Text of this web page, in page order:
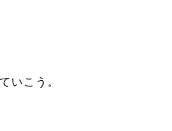
いこう。